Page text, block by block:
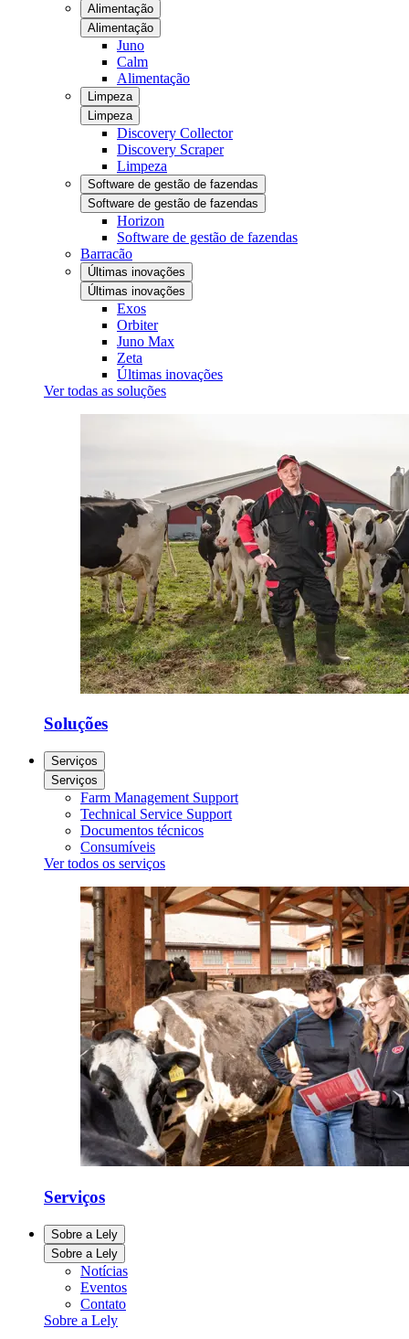
Alimentação
Alimentação
Juno
Calm
Alimentação
Limpeza
Limpeza
Discovery Collector
Discovery Scraper
Limpeza
Software de gestão de fazendas
Software de gestão de fazendas
Horizon
Software de gestão de fazendas
Barracão
Últimas inovações
Últimas inovações
Exos
Orbiter
Juno Max
Zeta
Últimas inovações
Ver todas as soluções
Soluções
Serviços
Serviços
Farm Management Support
Technical Service Support
Documentos técnicos
Consumíveis
Ver todos os serviços
Serviços
Sobre a Lely
Sobre a Lely
Notícias
Eventos
Contato
Sobre a Lely